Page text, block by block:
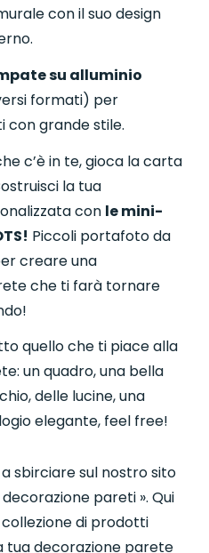
con il suo design
su alluminio
formati) per
con grande stile.
c’è in te, gioca la carta
la tua
con le mini-
Piccoli portafoto da
creare una
che ti farà tornare
quello che ti piace alla
un quadro, una bella
delle lucine, una
elegante, feel free!
sbirciare sul nostro sito
pareti ». Qui
di prodotti
decorazione parete